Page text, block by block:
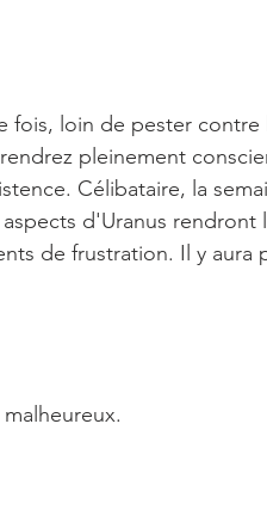
fois, loin de pester contre
pleinement
Célibataire, la
d'Uranus rendront
de frustration. Il y aura